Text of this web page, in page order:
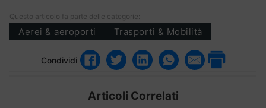
Questo articolo fa parte delle categorie:
Aerei & aeroporti Trasporti & Mobilità
Condividi
Articoli Correlati